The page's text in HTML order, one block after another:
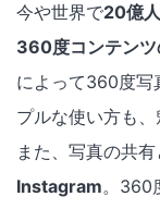
今や世界で20億
360度コンテン
によって360度写
プルな使い方も、
また、写真の共
Instagram。360